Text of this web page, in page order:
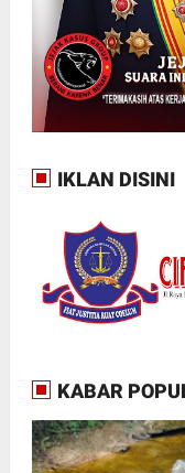
IKLAN DISINI
KABAR